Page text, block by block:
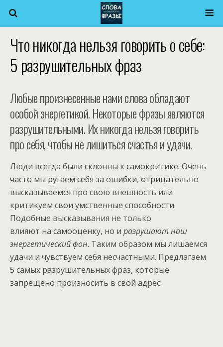
Что никогда нельзя говорить о себе:
5 разрушительных фраз
Любые произнесенные нами слова обладают
особой энергетикой. Некоторые фразы являются
разрушительными. Их никогда нельзя говорить
про себя, чтобы не лишиться счастья и удачи.
Люди всегда были склонны к самокритике. Очень
часто мы ругаем себя за ошибки, отрицательно
высказываемся про свою внешность или
критикуем свои умственные способности.
Подобные высказывания не только
влияют на самооценку, но и разрушают наш
энергетический фон. Таким образом мы лишаемся
удачи и чувствуем себя несчастными. Предлагаем
5 самых разрушительных фраз, которые
запрещено произносить в свой адрес.